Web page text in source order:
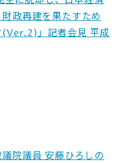
政再建を果たすため
(Ver.2)」記者会見 平成
議院議員 安藤ひろしの